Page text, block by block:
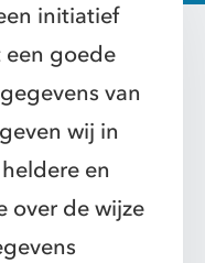
initiatief
een goede
van
wij in
en
over de wijze